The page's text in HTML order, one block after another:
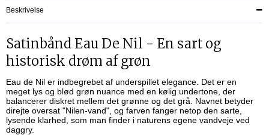
Beskrivelse
Satinbånd Eau De Nil - En sart og
historisk drøm af grøn
Eau de Nil er indbegrebet af underspillet elegance. Det er en
meget lys og blød grøn nuance med en kølig undertone, der
balancerer diskret mellem det grønne og det grå. Navnet betyder
direjte oversat "Nilen-vand", og farven fanger netop den sarte,
lysende klarhed, som man finder i naturens egene vandveje ved
daggry.